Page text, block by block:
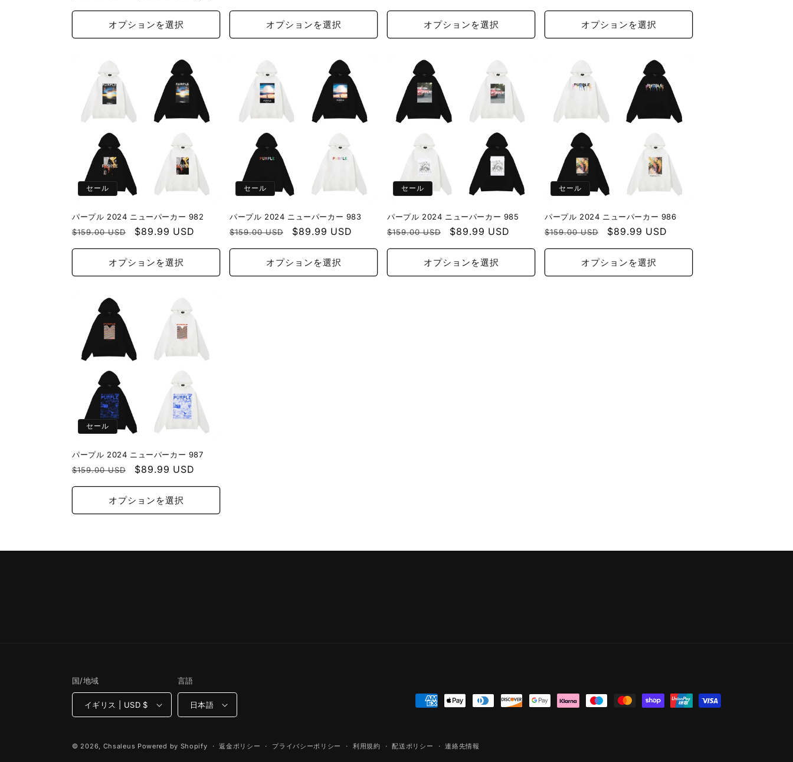
常
格
ー
ル
価
オプションを選択
価
ル
価
格
オプションを選択
価
ル
価
格
オプションを選択
価
ル
価
格
オプションを選択
セール
パープル 2024 ニューパーカー 982
通
常
格
$159.00 USD
セ
ー
ル
価
$89.99 USD
オプションを選択
セール
パープル 2024 ニューパーカー 983
通
常
格
$159.00 USD
セ
ー
ル
価
$89.99 USD
オプションを選択
セール
パープル 2024 ニューパーカー 985
通
常
格
$159.00 USD
セ
ー
ル
価
$89.99 USD
オプションを選択
セール
パープル 2024 ニューパーカー 986
通
常
格
$159.00 USD
セ
ー
ル
価
$89.99 USD
オプションを選択
セール
パープル 2024 ニューパーカー 987
通
常
格
$159.00 USD
セ
ー
ル
価
$89.99 USD
オプションを選択
国/地域
イギリス | USD $
言語
日本語
法
© 2026, Chsaleus Powered by Shopify 返金ポリシー プライバシーポリシー 利用規約 配送ポリシー 連絡先情報